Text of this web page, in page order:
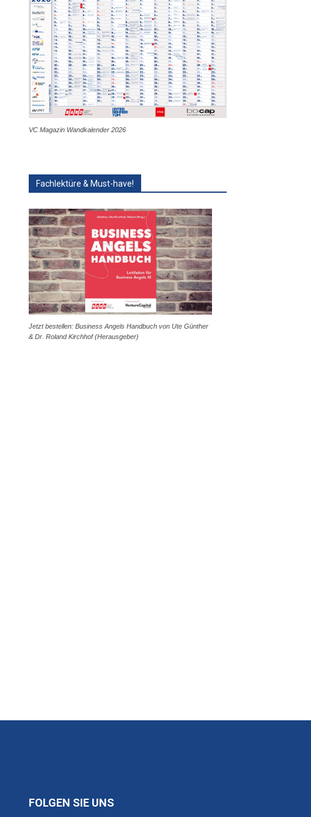
VC Magazin Wandkalender 2026
Fachlektüre & Must-have!
Jetzt bestellen: Business Angels Handbuch von Ute Günther
& Dr. Roland Kirchhof (Herausgeber)
FOLGEN SIE UNS